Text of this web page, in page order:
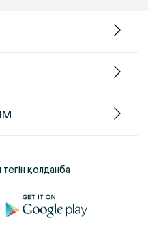
қолданба